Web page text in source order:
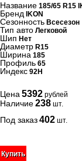
Название 185/65 R15
Бренд IKON
Сезонность Всесезон
Тип авто Легковой
Шип Нет
Диаметр R15
Ширина 185
Профиль 65
Индекс 92H
Цена 5392 рублей
Наличие238 шт.
Под заказ402 шт.
Купить